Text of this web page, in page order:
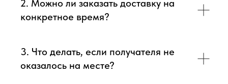
2. Можно ли заказать доставку на
конкретное время?
3. Что делать, если получателя не
оказалось на месте?